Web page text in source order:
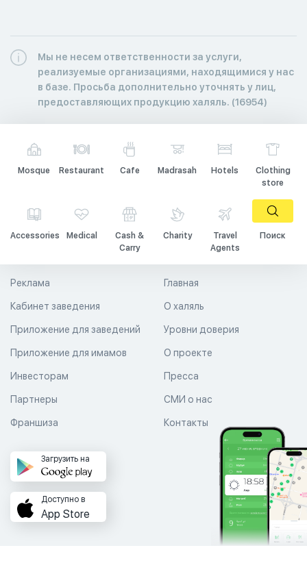
Мы не несем ответственности за услуги,
реализуемые организациями, находящимися у нас
в базе. Просьба дополнительно уточнять у лиц,
предоставляющих продукцию халяль. (16954)
Mosque Restaurant Cafe Madrasah Hotels
Clothing
store
Accessories Medical
Cash &
Carry
Charity
Travel
Agents
Поиск
Главная
О халяль
Уровни доверия
Реклама
Кабинет заведения
Приложение для заведений
Приложение для имамов О проекте
Пресса
СМИ о нас
Контакты
Инвесторам
Партнеры
Франшиза
Загрузить на
Доступно в
App Store